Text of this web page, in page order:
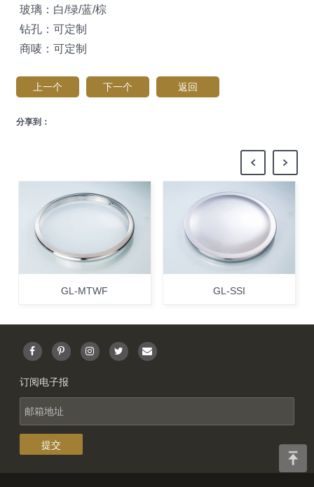
玻璃：白/绿/蓝/棕
钻孔：可定制
商唛：可定制
上一个 下一个 返回
分享到：
GL-MTWF GL-SSI
订阅电子报